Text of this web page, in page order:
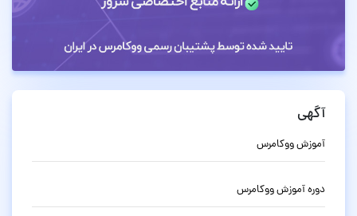
آگهی
آموزش ووکامرس
دوره آموزش ووکامرس